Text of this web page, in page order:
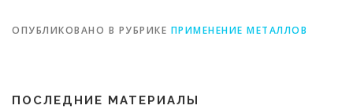
ОПУБЛИКОВАНО В РУБРИКЕ ПРИМЕНЕНИЕ МЕТАЛЛОВ
ПОСЛЕДНИЕ МАТЕРИАЛЫ